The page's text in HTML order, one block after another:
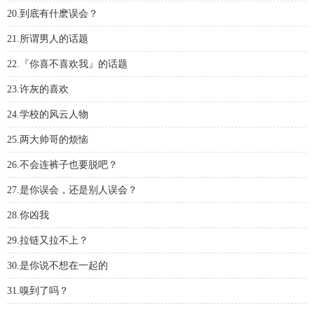
20.到底有什麽误会？
21.所谓男人的话题
22.『你喜不喜欢我』的话题
23.许灰的喜欢
24.学校的风云人物
25.两大帅哥的烦恼
26.不会连裤子也要脱吧？
27.是你误会，还是别人误会？
28.你凶我
29.拉链又拉不上？
30.是你说不想在一起的
31.嗅到了吗？